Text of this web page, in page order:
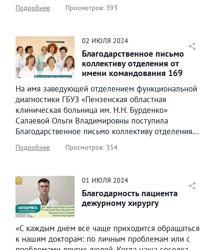
Подробнее Просмотров: 393
02 ИЮЛЯ 2024
Благодарственное письмо
коллективу отделения от
имени командования 169
На имя заведующей отделением функциональной
диагностики ГБУЗ «Пензенская областная
клиническая больница им. Н.Н. Бурденко»
Салаевой Ольги Владимировны поступила
Благодарственное письмо коллективу отделения...
Подробнее Просмотров: 354
01 ИЮЛЯ 2024
Благодарность пациента
дежурному хирургу
«С каждым днём всё чаще приходится обращаться
к нашим докторам: по личным проблемам или с